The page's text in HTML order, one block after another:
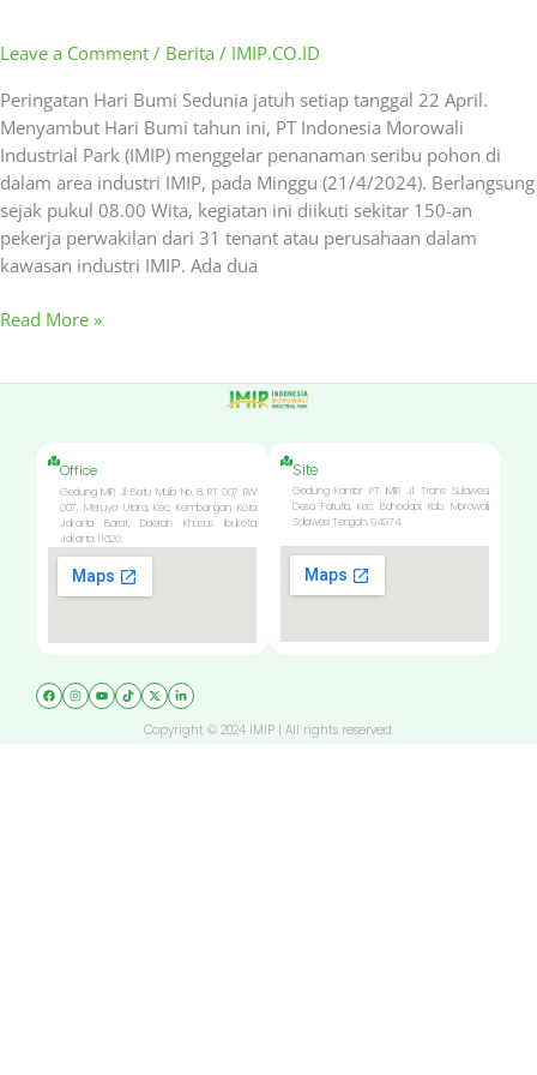
Leave a Comment / Berita / IMIP.CO.ID
Peringatan Hari Bumi Sedunia jatuh setiap tanggal 22 April.
Menyambut Hari Bumi tahun ini, PT Indonesia Morowali
Industrial Park (IMIP) menggelar penanaman seribu pohon di
dalam area industri IMIP, pada Minggu (21/4/2024). Berlangsung
sejak pukul 08.00 Wita, kegiatan ini diikuti sekitar 150-an
pekerja perwakilan dari 31 tenant atau perusahaan dalam
kawasan industri IMIP. Ada dua
Read More »
Office
Gedung IMIP, Jl. Batu Mulia No. 8, RT 007 RW
007, Meruya Utara, Kec. Kembangan, Kota
Jakarta Barat, Daerah Khusus Ibukota,
Jakarta, 11620.
Site
Gedung Kantor PT IMIP, Jl. Trans Sulawesi,
Desa Fatufia, Kec. Bahodopi, Kab. Morowali,
Sulawesi Tengah, 94974.
Copyright © 2024 IMIP | All rights reserved.